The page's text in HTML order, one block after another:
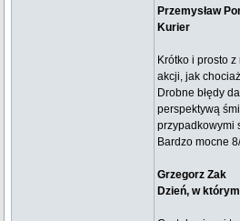
Przemysław
Kurier
Krótko i prosto
akcji, jak
Drobne błędy
perspektywą
przypadkowymi
Bardzo mocne
Grzegorz Zak
Dzień, w